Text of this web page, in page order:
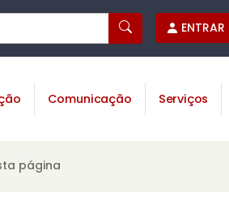
ENTRAR
Comunicação Serviços
página